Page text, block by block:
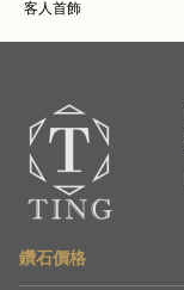
客人首飾
鑽石價格